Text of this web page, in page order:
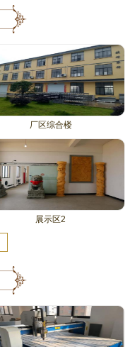
厂区综合楼
展示区2